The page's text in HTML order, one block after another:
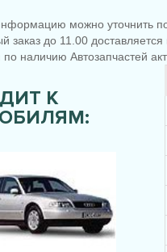
можно уточнить
до 11.00 доставляется
наличию Автозапчастей
К